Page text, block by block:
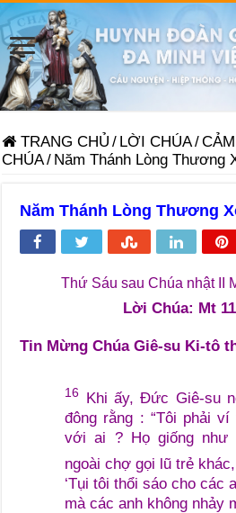
TRANG CHỦ / LỜI CHÚA/
CHÚA/ Năm Thánh Lòng Thương
Năm Thánh Lòng Thương
Thứ Sáu sau Chúa nhật II
Lời Chúa: Mt
Tin Mừng Chúa Giê-su Ki-tô
16
Khi ấy, Đức Giê-su
đông rằng : “Tôi phải ví
với ai ? Họ giống như
ngoài chợ gọi lũ trẻ khác,
‘Tụi tôi thổi sáo cho các
mà các anh không nhảy